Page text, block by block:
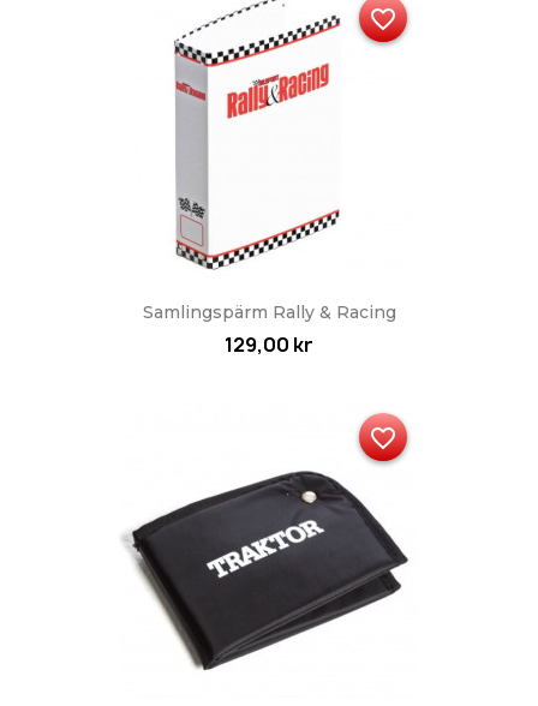
Samlingspärm Rally & Racing
129,00 kr
favorite_border
favorite_border